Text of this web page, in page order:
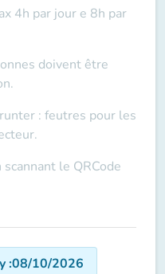
4h par jour e 8h par
doivent être
: feutres pour les
le QRCode
:08/10/2026